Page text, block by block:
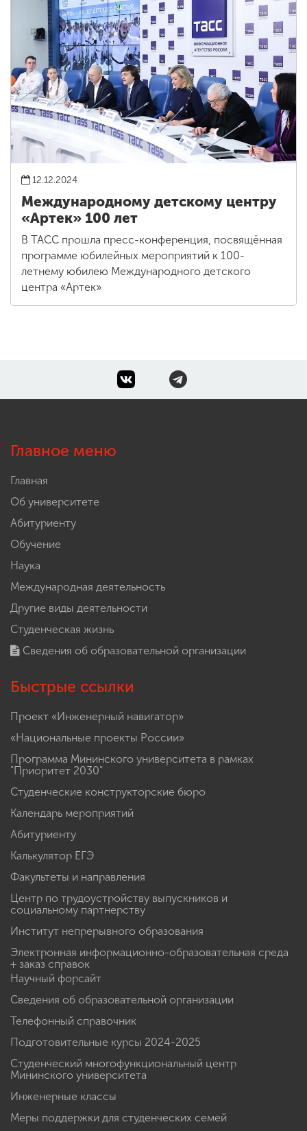
12.12.2024
Международному детскому центру
«Артек» 100 лет
В ТАСС прошла пресс-конференция, посвящённая
программе юбилейных мероприятий к 100-
летнему юбилею Международного детского
центра «Артек»
Главное меню
Главная
Об университете
Абитуриенту
Обучение
Наука
Международная деятельность
Другие виды деятельности
Студенческая жизнь
Сведения об образовательной организации
Быстрые ссылки
Проект «Инженерный навигатор»
«Национальные проекты России»
Программа Мининского университета в рамках
"Приоритет 2030"
Студенческие конструкторские бюро
Календарь мероприятий
Абитуриенту
Калькулятор ЕГЭ
Факультеты и направления
Центр по трудоустройству выпускников и
социальному партнерству
Институт непрерывного образования
Электронная информационно-образовательная среда
+ заказ справок
Научный форсайт
Сведения об образовательной организации
Телефонный справочник
Подготовительные курсы 2024-2025
Студенческий многофункциональный центр
Мининского университета
Инженерные классы
Меры поддержки для студенческих семей